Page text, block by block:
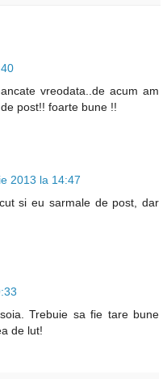
vreodata..de acum am
post!! foarte bune !!
2013 la 14:47
si eu sarmale de post, dar
Trebuie sa fie tare bune
de lut!